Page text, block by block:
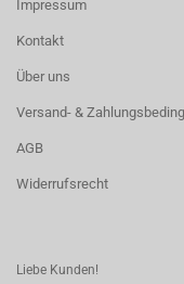
Impressum
Kontakt
Über uns
Versand- &
AGB
Widerrufsrecht
Liebe Kunden!